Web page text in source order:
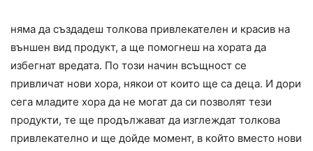
няма да създадеш толкова привлекателен и красив на
външен вид продукт, а ще помогнеш на хората да
избегнат вредата. По този начин всъщност се
привличат нови хора, някои от които ще са деца. И дори
сега младите хора да не могат да си позволят тези
продукти, те ще продължават да изглеждат толкова
привлекателно и ще дойде момент, в който вместо нови